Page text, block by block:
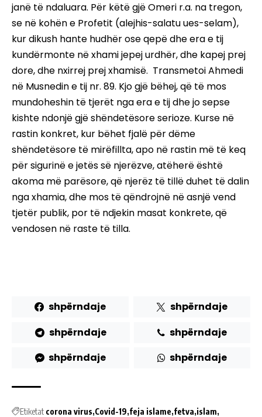
janë të ndaluara. Për këtë gjë Omeri r.a. na tregon,
se në kohën e Profetit (alejhis-salatu ues-selam),
kur dikush hante hudhër ose qepë dhe era e tij
kundërmonte në xhami jepej urdhër, dhe kapej prej
dore, dhe nxirrej prej xhamisë. Transmetoi Ahmedi
në Musnedin e tij nr. 89. Kjo gjë bëhej, që të mos
mundoheshin të tjerët nga era e tij dhe jo sepse
kishte ndonjë gjë shëndetësore serioze. Kurse në
rastin konkret, kur bëhet fjalë për dëme
shëndetësore të mirëfillta, apo në rastin më të keq
për sigurinë e jetës së njerëzve, atëherë është
akoma më parësore, që njerëz të tillë duhet të dalin
nga xhamia, dhe mos të qëndrojnë në asnjë vend
tjetër publik, por të ndjekin masat konkrete, që
vendosen në raste të tilla.
shpërndaje
shpërndaje
shpërndaje
shpërndaje
shpërndaje
shpërndaje
Etiketat corona virus Covid-19 feja islame fetva islam